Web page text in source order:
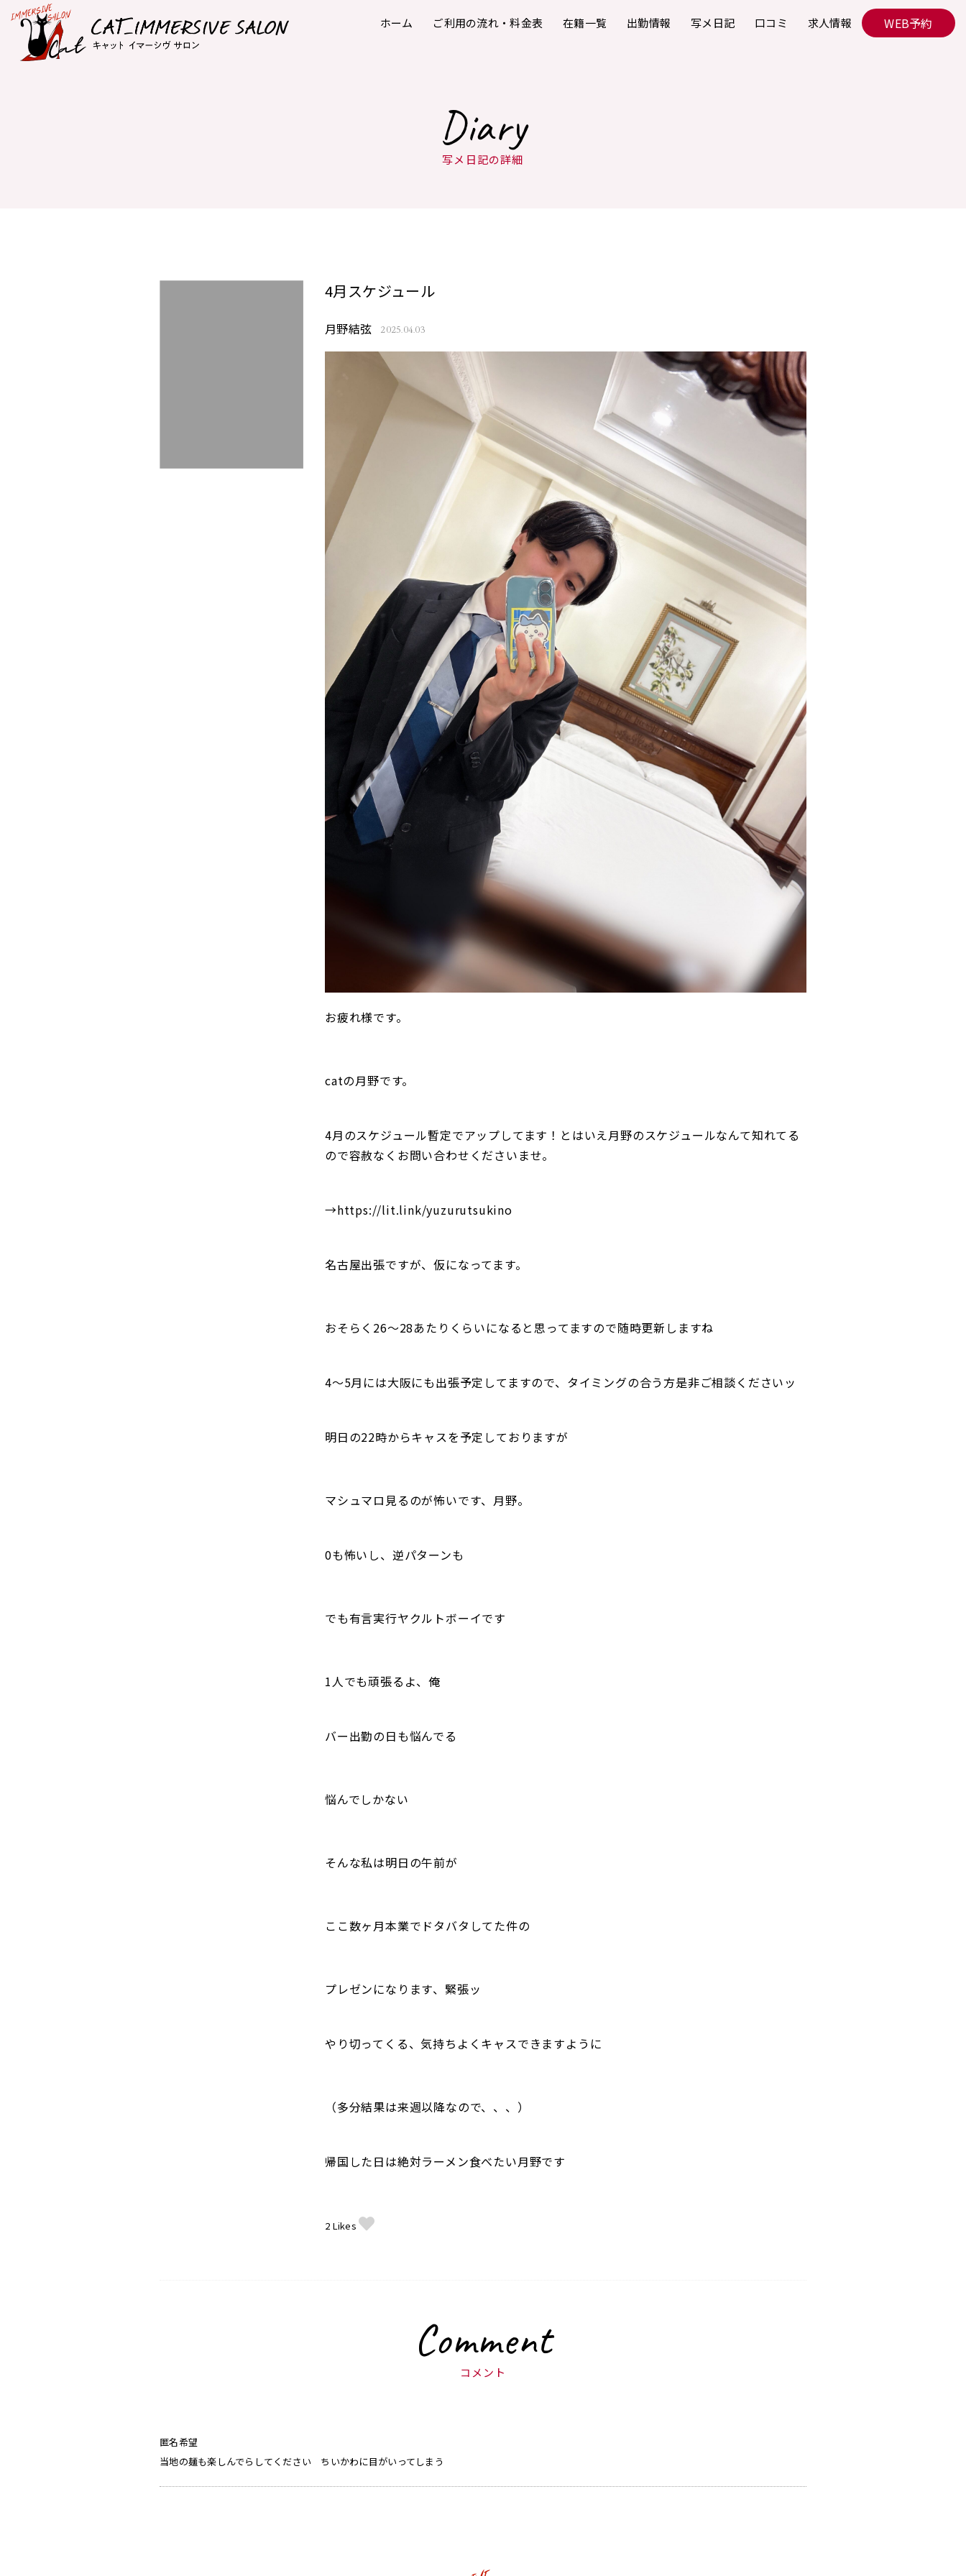
ホーム ご利用の流れ・料金表 在籍一覧 出勤情報 写メ日記 口コミ 求人情報 WEB予約
Diary
写メ日記の詳細
4月スケジュール
月野結弦 2025.04.03
お疲れ様です。
catの月野です。
4月のスケジュール暫定でアップしてます！とはいえ月野のスケジュールなんて知れてる
ので容赦なくお問い合わせくださいませ。
→https://lit.link/yuzurutsukino
名古屋出張ですが、仮になってます。
おそらく26〜28あたりくらいになると思ってますので随時更新しますね
4〜5月には大阪にも出張予定してますので、タイミングの合う方是非ご相談くださいッ
明日の22時からキャスを予定しておりますが
マシュマロ見るのが怖いです、月野。
0も怖いし、逆パターンも
でも有言実行ヤクルトボーイです
1人でも頑張るよ、俺
バー出勤の日も悩んでる
悩んでしかない
そんな私は明日の午前が
ここ数ヶ月本業でドタバタしてた件の
プレゼンになります、緊張ッ
やり切ってくる、気持ちよくキャスできますように
（多分結果は来週以降なので、、、）
帰国した日は絶対ラーメン食べたい月野です
2 Likes
Comment
コメント
匿名希望
当地の麺も楽しんでらしてください ちいかわに目がいってしまう